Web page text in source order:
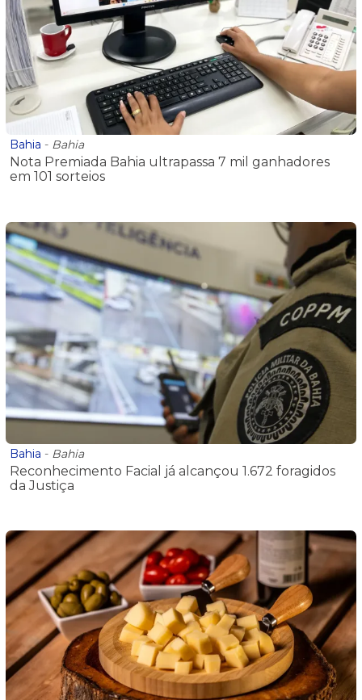
Bahia - Bahia
Nota Premiada Bahia ultrapassa 7 mil ganhadores
em 101 sorteios
Bahia - Bahia
Reconhecimento Facial já alcançou 1.672 foragidos
da Justiça